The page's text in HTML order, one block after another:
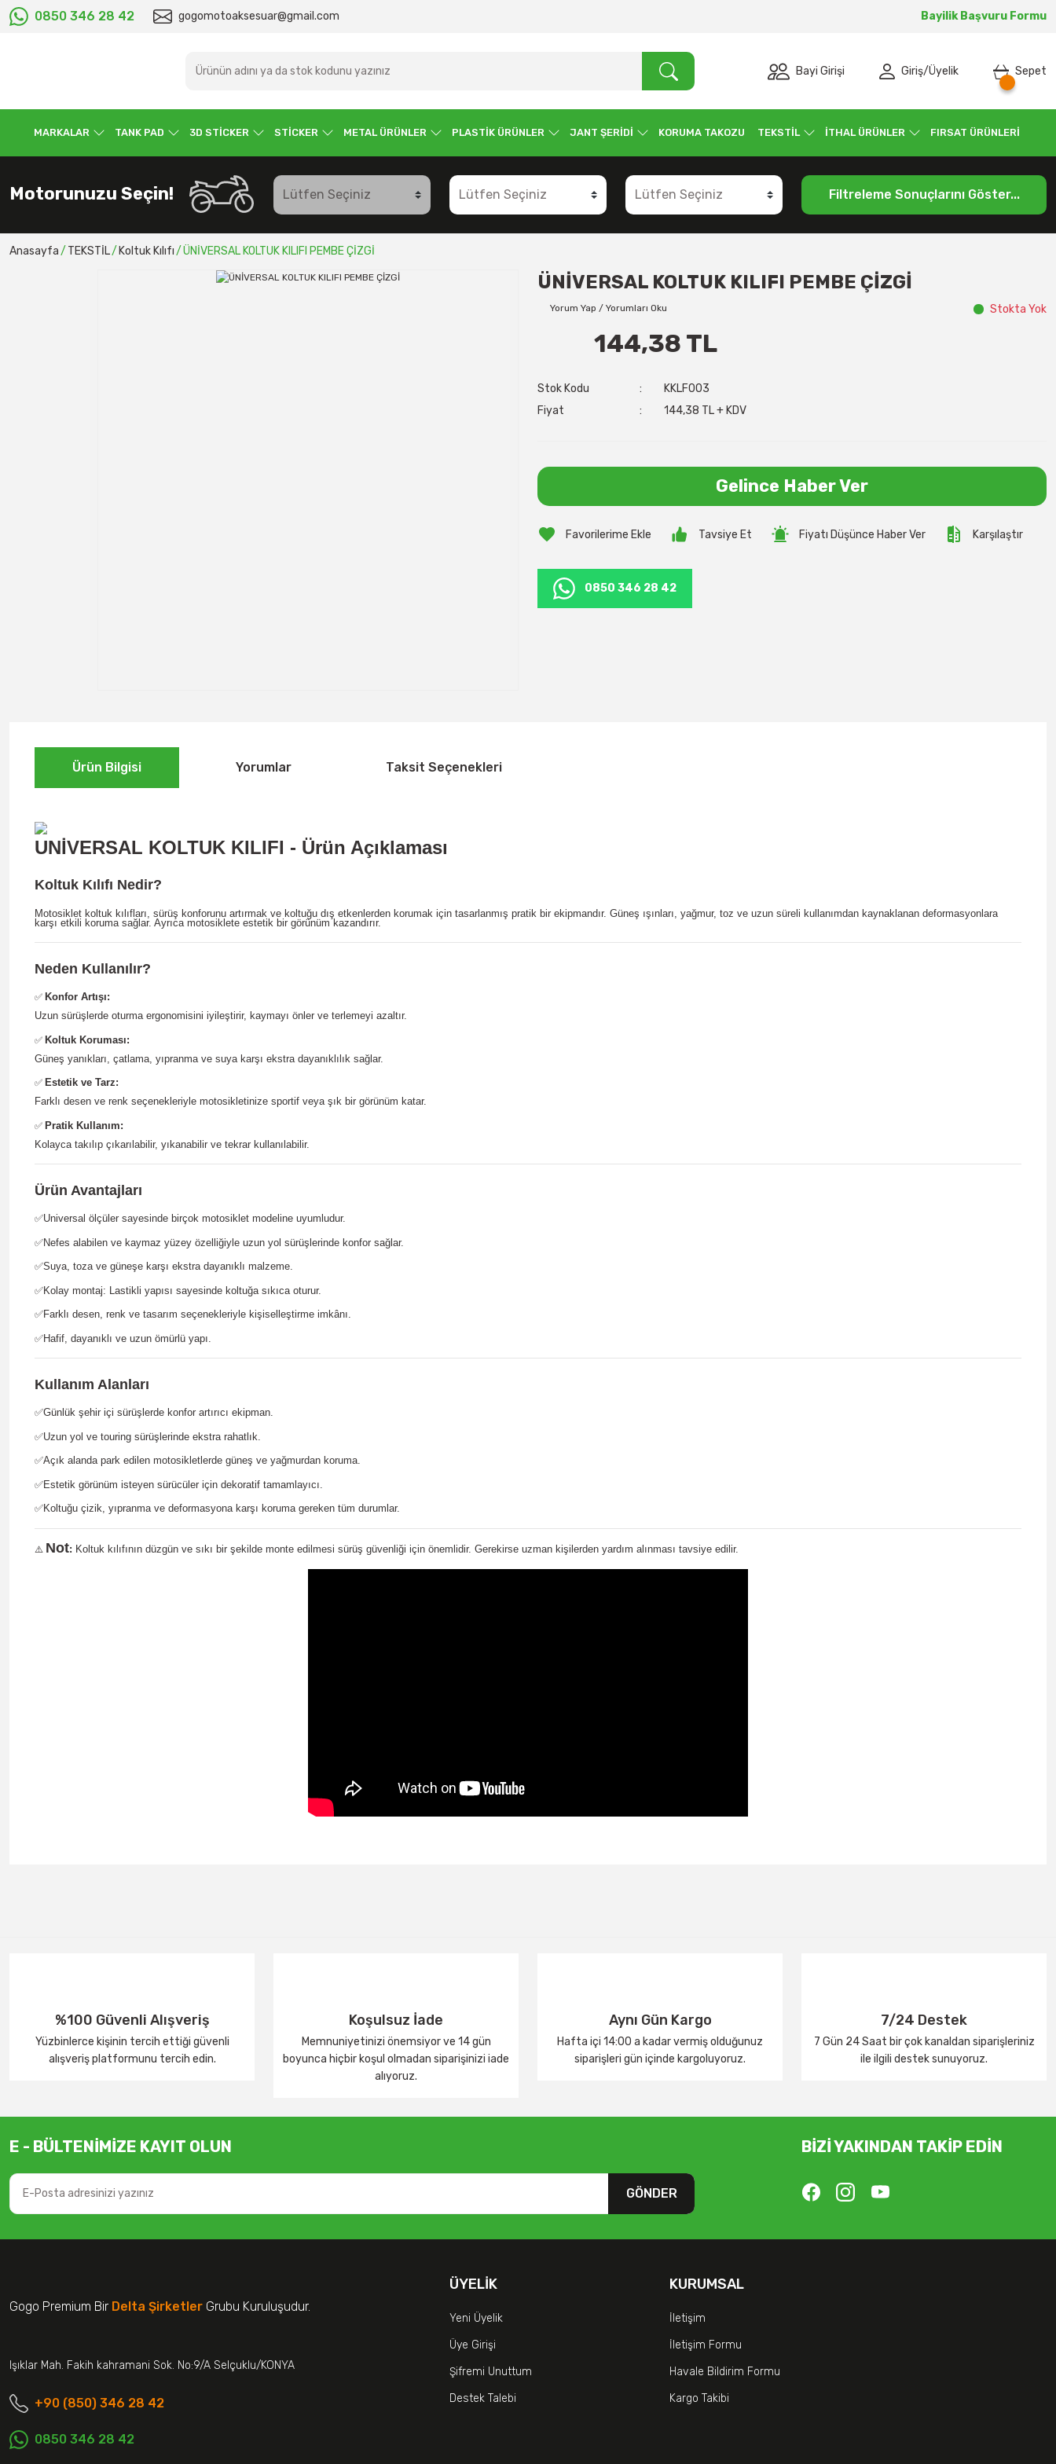
0850 346 28 42 gogomotoaksesuar@gmail.com Bayilik Başvuru Formu
Bayi Girişi Giriş/Üyelik Sepet
MARKALAR TANK PAD 3D STİCKER STİCKER METAL ÜRÜNLER PLASTİK ÜRÜNLER JANT ŞERİDİ KORUMA TAKOZU TEKSTİL İTHAL ÜRÜNLER FIRSAT ÜRÜNLERİ
Motorunuzu Seçin! Filtreleme Sonuçlarını Göster...
Anasayfa TEKSTİL Koltuk Kılıfı ÜNİVERSAL KOLTUK KILIFI PEMBE ÇİZGİ
ÜNİVERSAL KOLTUK KILIFI PEMBE ÇİZGİ
Yorum Yap / Yorumları Oku Stokta Yok
144,38 TL
Stok Kodu
KKLF003
Fiyat
144,38 TL + KDV
Gelince Haber Ver
Tavsiye Et Fiyatı Düşünce Haber Ver Karşılaştır
0850 346 28 42
Ürün Bilgisi Yorumlar Taksit Seçenekleri
UNİVERSAL KOLTUK KILIFI - Ürün Açıklaması
Koltuk Kılıfı Nedir?
Motosiklet koltuk kılıfları, sürüş konforunu artırmak ve koltuğu dış etkenlerden korumak için tasarlanmış pratik bir ekipmandır. Güneş ışınları, yağmur, toz ve uzun süreli kullanımdan kaynaklanan deformasyonlara
karşı etkili koruma sağlar. Ayrıca motosiklete estetik bir görünüm kazandırır.
Neden Kullanılır?
✅ Konfor Artışı:
Uzun sürüşlerde oturma ergonomisini iyileştirir, kaymayı önler ve terlemeyi azaltır.
✅ Koltuk Koruması:
Güneş yanıkları, çatlama, yıpranma ve suya karşı ekstra dayanıklılık sağlar.
✅ Estetik ve Tarz:
Farklı desen ve renk seçenekleriyle motosikletinize sportif veya şık bir görünüm katar.
✅ Pratik Kullanım:
Kolayca takılıp çıkarılabilir, yıkanabilir ve tekrar kullanılabilir.
Ürün Avantajları
✅Universal ölçüler sayesinde birçok motosiklet modeline uyumludur.
✅Nefes alabilen ve kaymaz yüzey özelliğiyle uzun yol sürüşlerinde konfor sağlar.
✅Suya, toza ve güneşe karşı ekstra dayanıklı malzeme.
✅Kolay montaj: Lastikli yapısı sayesinde koltuğa sıkıca oturur.
✅Farklı desen, renk ve tasarım seçenekleriyle kişiselleştirme imkânı.
✅Hafif, dayanıklı ve uzun ömürlü yapı.
Kullanım Alanları
✅Günlük şehir içi sürüşlerde konfor artırıcı ekipman.
✅Uzun yol ve touring sürüşlerinde ekstra rahatlık.
✅Açık alanda park edilen motosikletlerde güneş ve yağmurdan koruma.
✅Estetik görünüm isteyen sürücüler için dekoratif tamamlayıcı.
✅Koltuğu çizik, yıpranma ve deformasyona karşı koruma gereken tüm durumlar.
⚠️ Not: Koltuk kılıfının düzgün ve sıkı bir şekilde monte edilmesi sürüş güvenliği için önemlidir. Gerekirse uzman kişilerden yardım alınması tavsiye edilir.
%100 Güvenli Alışveriş
Yüzbinlerce kişinin tercih ettiği güvenli
alışveriş platformunu tercih edin.
Koşulsuz İade
Memnuniyetinizi önemsiyor ve 14 gün
boyunca hiçbir koşul olmadan siparişinizi iade
alıyoruz.
Aynı Gün Kargo
Hafta içi 14:00 a kadar vermiş olduğunuz
siparişleri gün içinde kargoluyoruz.
7/24 Destek
7 Gün 24 Saat bir çok kanaldan siparişleriniz
ile ilgili destek sunuyoruz.
E - BÜLTENİMİZE KAYIT OLUN
GÖNDER
BİZİ YAKINDAN TAKİP EDİN
Gogo Premium Bir Delta Şirketler Grubu Kuruluşudur.
Işıklar Mah. Fakih kahramani Sok. No:9/A Selçuklu/KONYA
+90 (850) 346 28 42
0850 346 28 42
ÜYELIK
Yeni Üyelik
Üye Girişi
Şifremi Unuttum
Destek Talebi
KURUMSAL
İletişim
İletişim Formu
Havale Bildirim Formu
Kargo Takibi